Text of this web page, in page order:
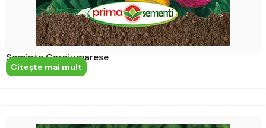
Seminte Carciumarese
Citeşte mai mult